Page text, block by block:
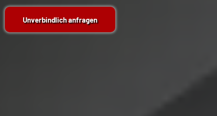
Unverbindlich anfragen